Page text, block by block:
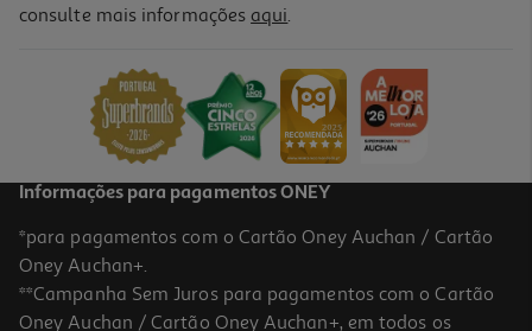
Molho Peri-Peri Nando's Limão E Ervas 125g
consulte mais informações aqui.
Informações para pagamentos ONEY
*para pagamentos com o Cartão Oney Auchan / Cartão
Oney Auchan+.
**Campanha Sem Juros para pagamentos com o Cartão
Oney Auchan / Cartão Oney Auchan+, em todos os